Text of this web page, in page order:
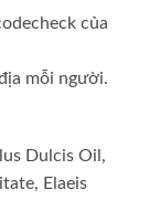
của
mỗi người.
Dulcis Oil,
Elaeis